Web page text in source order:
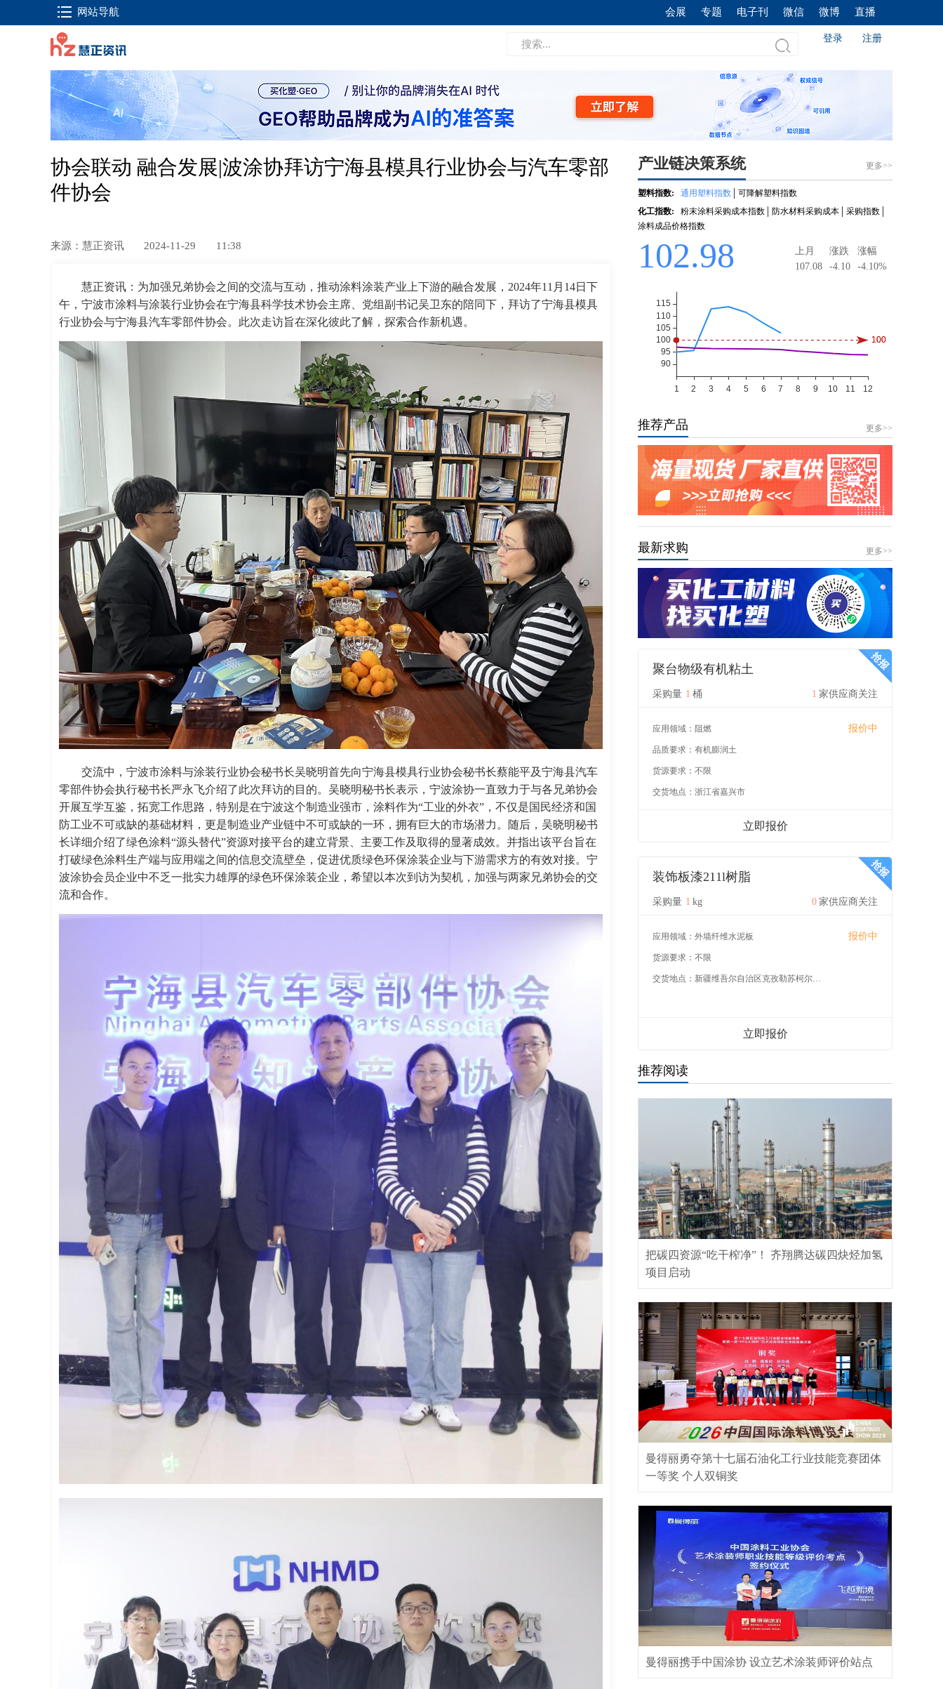
网站导航 会展 专题 电子刊 微信 微博 直播
登录 注册
协会联动 融合发展|波涂协拜访宁海县模具行业协会与汽车零部
件协会
来源：慧正资讯 2024-11-29 11:38
慧正资讯：为加强兄弟协会之间的交流与互动，推动涂料涂装产业上下游的融合发展，2024年11月14日下
午，宁波市涂料与涂装行业协会在宁海县科学技术协会主席、党组副书记吴卫东的陪同下，拜访了宁海县模具
行业协会与宁海县汽车零部件协会。此次走访旨在深化彼此了解，探索合作新机遇。
交流中，宁波市涂料与涂装行业协会秘书长吴晓明首先向宁海县模具行业协会秘书长蔡能平及宁海县汽车
零部件协会执行秘书长严永飞介绍了此次拜访的目的。吴晓明秘书长表示，宁波涂协一直致力于与各兄弟协会
开展互学互鉴，拓宽工作思路，特别是在宁波这个制造业强市，涂料作为“工业的外衣”，不仅是国民经济和国
防工业不可或缺的基础材料，更是制造业产业链中不可或缺的一环，拥有巨大的市场潜力。随后，吴晓明秘书
长详细介绍了绿色涂料“源头替代”资源对接平台的建立背景、主要工作及取得的显著成效。并指出该平台旨在
打破绿色涂料生产端与应用端之间的信息交流壁垒，促进优质绿色环保涂装企业与下游需求方的有效对接。宁
波涂协会员企业中不乏一批实力雄厚的绿色环保涂装企业，希望以本次到访为契机，加强与两家兄弟协会的交
流和合作。
推荐产品 更多>>
最新求购 更多>>
聚台物级有机粘土
采购量 1 桶 1 家供应商关注
应用领域： 阻燃 报价中
品质要求： 有机膨润土
货源要求： 不限
交货地点： 浙江省嘉兴市
立即报价
装饰板漆211l树脂
采购量 1 kg 0 家供应商关注
应用领域： 外墙纤维水泥板 报价中
货源要求： 不限
交货地点： 新疆维吾尔自治区克孜勒苏柯尔克孜自治州
立即报价
推荐阅读
把碳四资源“吃干榨净”！ 齐翔腾达碳四炔烃加氢
项目启动
曼得丽勇夺第十七届石油化工行业技能竞赛团体
一等奖 个人双铜奖
曼得丽携手中国涂协 设立艺术涂装师评价站点